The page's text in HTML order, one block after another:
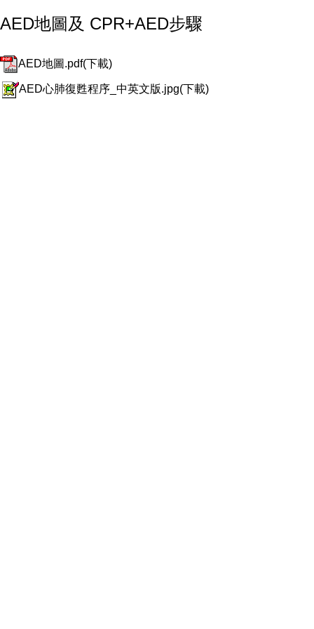
AED地圖及 CPR+AED步驟
AED地圖.pdf(下載)
AED心肺復甦程序_中英文版.jpg(下載)